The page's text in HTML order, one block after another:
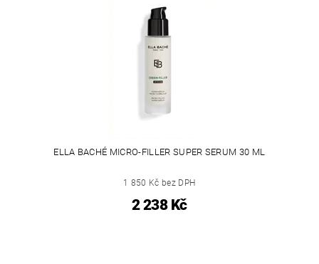
ELLA BACHÉ MICRO-FILLER SUPER SERUM 30 ML
1 850 Kč bez DPH
2 238 Kč